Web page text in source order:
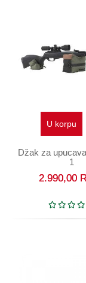
U korpu
Džak za
1
2.990,00